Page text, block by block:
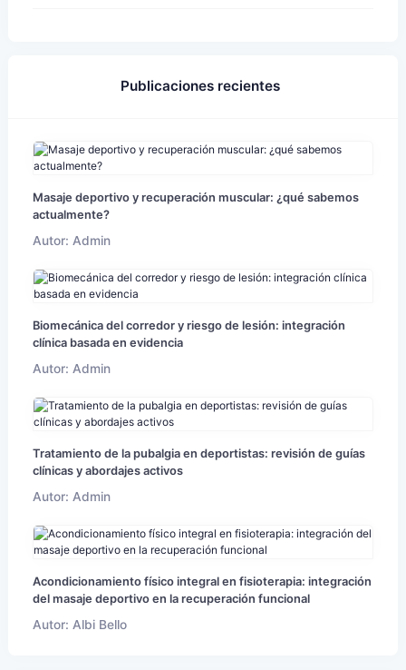
Publicaciones recientes
Masaje deportivo y recuperación muscular: ¿qué sabemos
actualmente?
Autor: Admin
Biomecánica del corredor y riesgo de lesión: integración
clínica basada en evidencia
Autor: Admin
Tratamiento de la pubalgia en deportistas: revisión de guías
clínicas y abordajes activos
Autor: Admin
Acondicionamiento físico integral en fisioterapia: integración
del masaje deportivo en la recuperación funcional
Autor: Albi Bello